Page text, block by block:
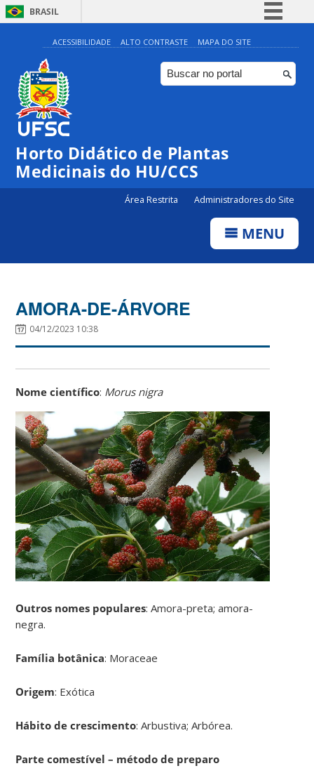
BRASIL
Simplifique!
Comunica BR
Participe
Canais
ACESSIBILIDADE ALTO CONTRASTE MAPA DO SITE
Horto Didático de Plantas
Medicinais do HU/CCS
Área Restrita Administradores do Site
MENU
AMORA-DE-ÁRVORE
04/12/2023 10:38
Nome científico: Morus nigra
Outros nomes populares: Amora-preta; amora-
negra.
Família botânica: Moraceae
Origem: Exótica
Hábito de crescimento: Arbustiva; Arbórea.
Parte comestível – método de preparo